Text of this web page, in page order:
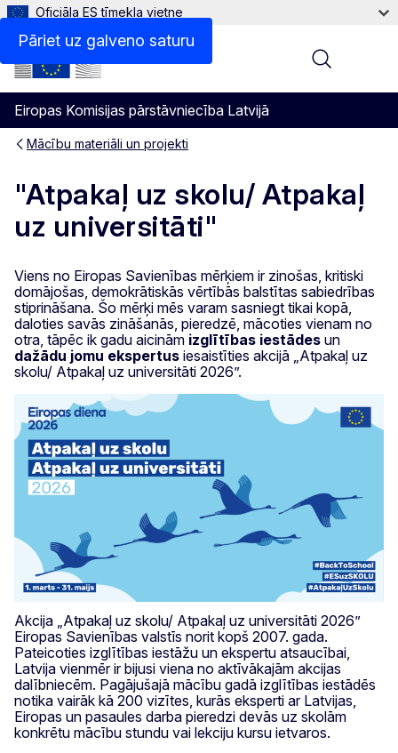
Pāriet uz galveno saturu
Oficiāla ES tīmekļa vietne
Eiropas Komisijas pārstāvniecība Latvijā
Menu
Mācību materiāli un projekti
"Atpakaļ uz skolu/ Atpakaļ
uz universitāti"
Viens no Eiropas Savienības mērķiem ir zinošas, kritiski
domājošas, demokrātiskās vērtībās balstītas sabiedrības
stiprināšana. Šo mērķi mēs varam sasniegt tikai kopā,
daloties savās zināšanās, pieredzē, mācoties vienam no
otra, tāpēc ik gadu aicinām izglītības iestādes un
dažādu jomu ekspertus iesaistīties akcijā „Atpakaļ uz
skolu/ Atpakaļ uz universitāti 2026”.
Akcija „Atpakaļ uz skolu/ Atpakaļ uz universitāti 2026”
Eiropas Savienības valstīs norit kopš 2007. gada.
Pateicoties izglītības iestāžu un ekspertu atsaucībai,
Latvija vienmēr ir bijusi viena no aktīvākajām akcijas
dalībniecēm. Pagājušajā mācību gadā izglītības iestādēs
notika vairāk kā 200 vizītes, kurās eksperti ar Latvijas,
Eiropas un pasaules darba pieredzi devās uz skolām
konkrētu mācību stundu vai lekciju kursu ietvaros.